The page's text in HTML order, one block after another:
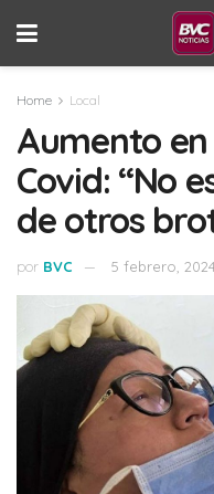
Home Local
Aumento
Covid: “No
de otros
por BVC 5 febrero, 2024